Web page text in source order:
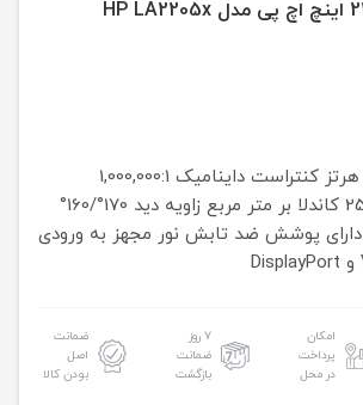
کنتراست داینامیک 1,000,000:1
زاویه دید 170°/160°
دارای پوشش ضد تابش نور مجهز به ورودی
امکان
پرداخت
در محل
۷ روز
ضمانت
بازگشت
ضمانت
اصل
بودن کالا